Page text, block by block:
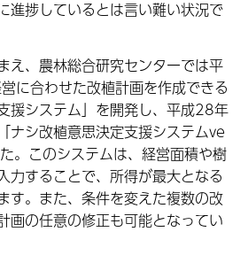
進捗しているとは言い難い状況で
え、農林総合研究センターでは平
に合わせた改植計画を作成できる
援システム」を開発し、平成28年
ナシ改植意思決定支援システムve
。このシステムは、経営面積や樹
力することで、所得が最大となる
す。また、条件を変えた複数の改
画の任意の修正も可能となってい